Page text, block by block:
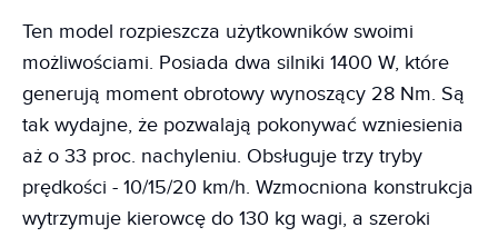
Ten model rozpieszcza użytkowników swoimi
możliwościami. Posiada dwa silniki 1400 W, które
generują moment obrotowy wynoszący 28 Nm. Są
tak wydajne, że pozwalają pokonywać wzniesienia
aż o 33 proc. nachyleniu. Obsługuje trzy tryby
prędkości - 10/15/20 km/h. Wzmocniona konstrukcja
wytrzymuje kierowcę do 130 kg wagi, a szeroki